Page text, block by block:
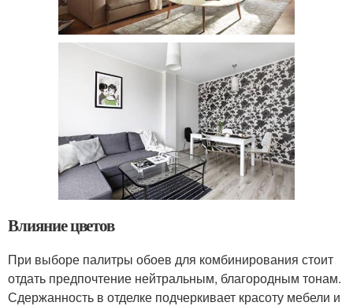
Влияние цветов
При выборе палитры обоев для комбинирования стоит
отдать предпочтение нейтральным, благородным тонам.
Сдержанность в отделке подчеркивает красоту мебели и